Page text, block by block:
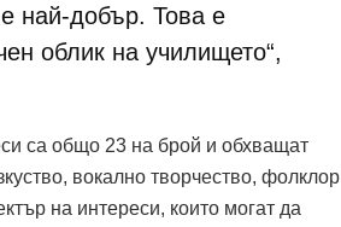
е най-добър. Това е
облик на училището“,
са общо 23 на брой и обхващат
вокално творчество, фолклор
на интереси, които могат да